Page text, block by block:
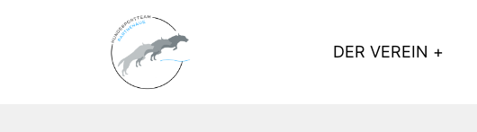
DER VEREIN